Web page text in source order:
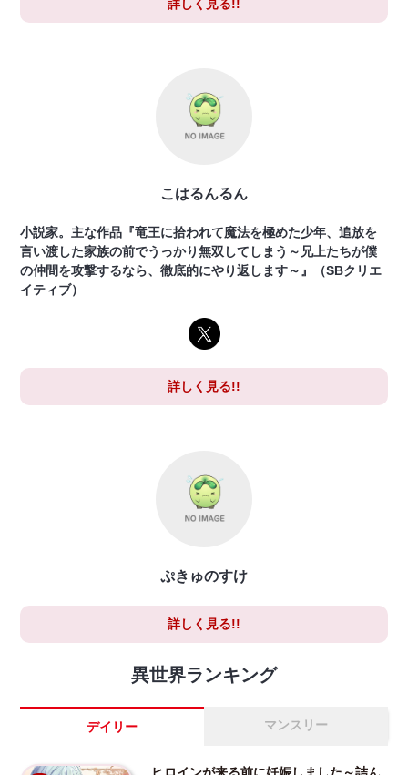
詳しく見る!!
こはるんるん
小説家。主な作品『竜王に拾われて魔法を極めた少年、追放を
言い渡した家族の前でうっかり無双してしまう～兄上たちが僕
の仲間を攻撃するなら、徹底的にやり返します～』（SBクリエ
イティブ）
詳しく見る!!
ぷきゅのすけ
詳しく見る!!
異世界ランキング
デイリー マンスリー